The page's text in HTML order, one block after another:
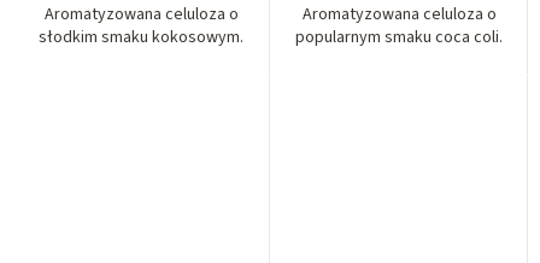
Aromatyzowana celuloza o
słodkim smaku kokosowym.
Aromatyzowana celuloza o
popularnym smaku coca coli.